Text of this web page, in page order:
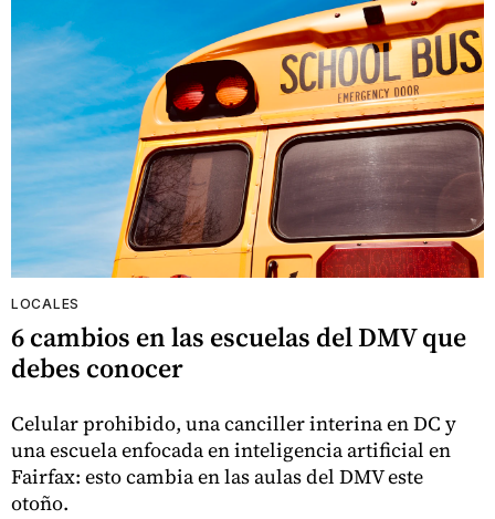
LOCALES
6 cambios en las escuelas del DMV que
debes conocer
Celular prohibido, una canciller interina en DC y
una escuela enfocada en inteligencia artificial en
Fairfax: esto cambia en las aulas del DMV este
otoño.